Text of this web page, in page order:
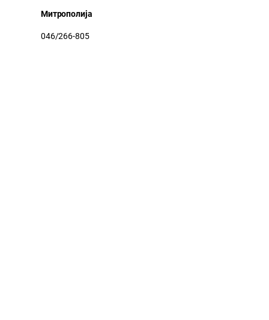
Митрополија
046/266-805